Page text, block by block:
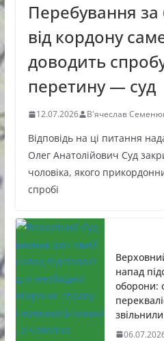
Перебування за
від кордону
доводить
перетину — суд
12.07.2026 В'ячеслав
Відповідь на ці питання
Олег Анатолійович Суд
чоловіка, якого
спробі
напад
оборони:
звільнили